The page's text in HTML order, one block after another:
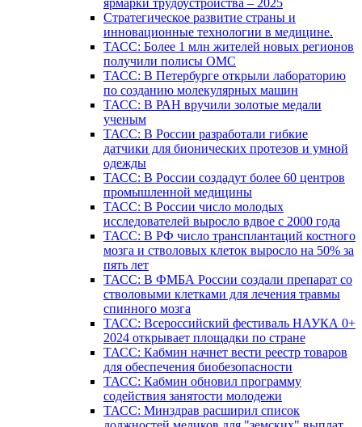
ярмарки трудоустройства – 2025
Стратегическое развитие страны и
инновационные технологии в медицине.
ТАСС: Более 1 млн жителей новых регионов
получили полисы ОМС
ТАСС: В Петербурге открыли лабораторию
по созданию молекулярных машин
ТАСС: В РАН вручили золотые медали
ученым
ТАСС: В России разработали гибкие
датчики для бионических протезов и умной
одежды
ТАСС: В России создадут более 60 центров
промышленной медицины
ТАСС: В России число молодых
исследователей выросло вдвое с 2000 года
ТАСС: В РФ число трансплантаций костного
мозга и стволовых клеток выросло на 50% за
пять лет
ТАСС: В ФМБА России создали препарат со
стволовыми клетками для лечения травмы
спинного мозга
ТАСС: Всероссийский фестиваль НАУКА 0+
2024 открывает площадки по стране
ТАСС: Кабмин начнет вести реестр товаров
для обеспечения биобезопасности
ТАСС: Кабмин обновил программу
содействия занятости молодежи
ТАСС: Минздрав расширил список